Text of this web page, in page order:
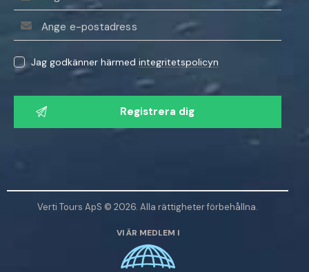
Jag godkänner härmedintegritetspolicyn
V
n
Verti Tours ApS © 2026. Alla rättigheter förbehållna.
VI ÄR MEDLEM I